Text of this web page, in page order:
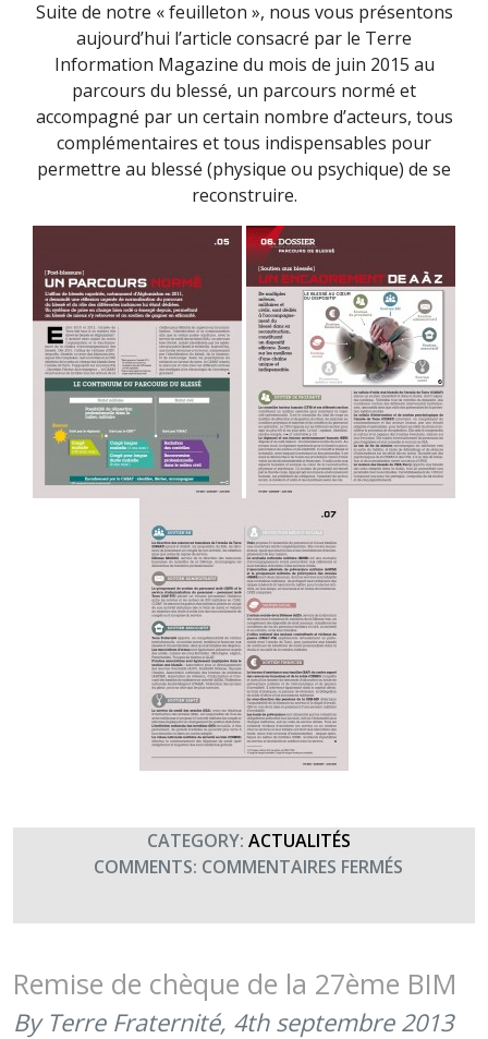
Suite de notre « feuilleton », nous vous présentons
aujourd’hui l’article consacré par le Terre
Information Magazine du mois de juin 2015 au
parcours du blessé, un parcours normé et
accompagné par un certain nombre d’acteurs, tous
complémentaires et tous indispensables pour
permettre au blessé (physique ou psychique) de se
reconstruire.
CATEGORY: ACTUALITÉS
COMMENTS: COMMENTAIRES FERMÉS
«
BLESSÉ »
DANS
LE
Remise de chèque de la 27ème BIM
By Terre Fraternité, 4th septembre 2013